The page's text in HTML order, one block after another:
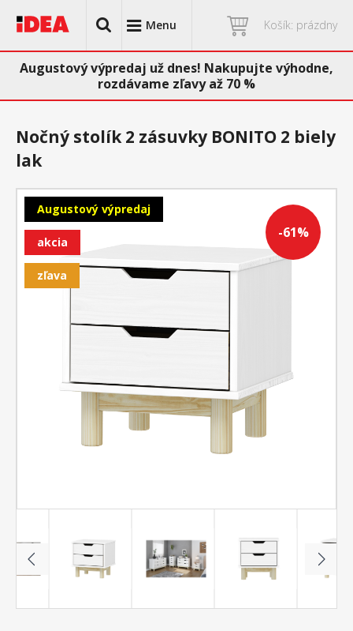
Menu Košík: prázdny
Augustový výpredaj už dnes! Nakupujte výhodne,
rozdávame zľavy až 70 %
-61%
Augustový výpredaj
akcia
zľava
Nočný stolík 2 zásuvky BONITO 2 biely
lak